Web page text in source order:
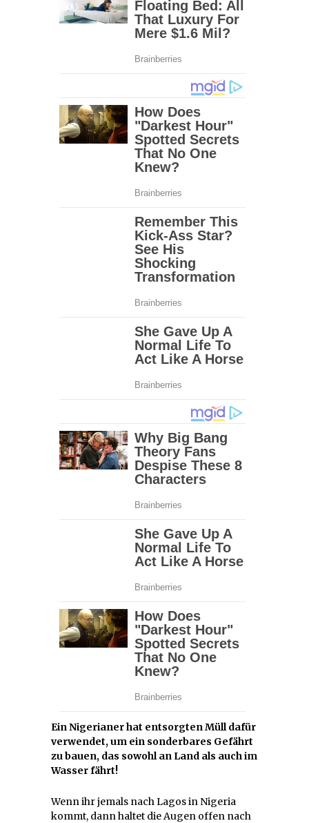
Ein Nigerianer hat entsorgten Müll dafür
verwendet, um ein sonderbares Gefährt
zu bauen, das sowohl an Land als auch im
Wasser fährt!
Wenn ihr jemals nach Lagos in Nigeria
kommt, dann haltet die Augen offen nach